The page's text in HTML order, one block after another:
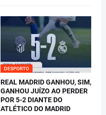
DESPORTO
REAL MADRID GANHOU, SIM,
GANHOU JUÍZO AO PERDER
POR 5-2 DIANTE DO
ATLÉTICO DO MADRID